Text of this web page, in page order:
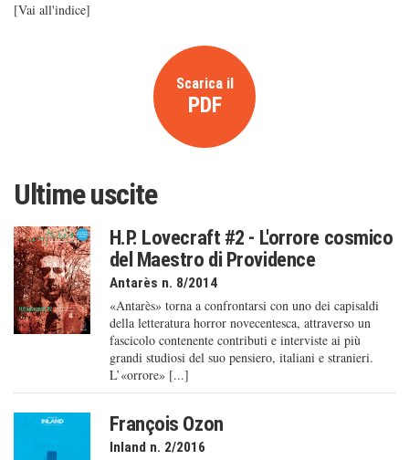
[Vai all'indice]
Scarica il
PDF
Ultime uscite
H.P. Lovecraft #2 - L'orrore cosmico
del Maestro di Providence
Antarès n. 8/2014
«Antarès» torna a confrontarsi con uno dei capisaldi
della letteratura horror novecentesca, attraverso un
fascicolo contenente contributi e interviste ai più
grandi studiosi del suo pensiero, italiani e stranieri.
L’«orrore» [...]
François Ozon
Inland n. 2/2016